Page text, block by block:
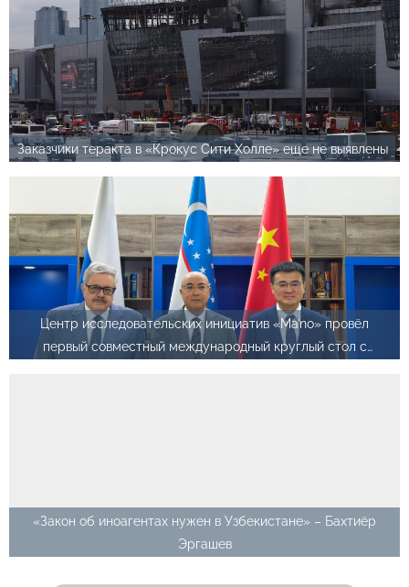
Заказчики теракта в «Крокус Сити Холле» еще не выявлены
Центр исследовательских инициатив «Ma’no» провёл
первый совместный международный круглый стол с
«Закон об иноагентах нужен в Узбекистане» – Бахтиёр
Эргашев